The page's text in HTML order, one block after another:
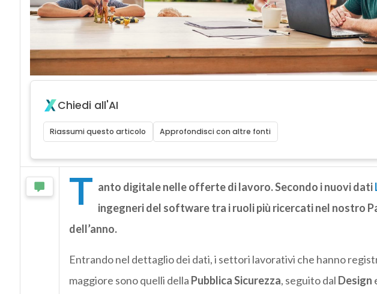
Chiedi all'AI
Riassumi questo articolo Approfondisci con altre fonti
T anto digitale nelle offerte di lavoro. Secondo i nuovi dati
ingegneri del software tra i ruoli più ricercati nel nostro
dell’anno.
Entrando nel dettaglio dei dati, i settori lavorativi che hanno
maggiore sono quelli della Pubblica Sicurezza, seguito dal Design